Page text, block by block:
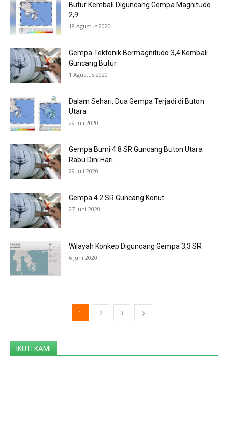
Butur Kembali Diguncang Gempa Magnitudo
2,9
18 Agustus 2020
Gempa Tektonik Bermagnitudo 3,4 Kembali
Guncang Butur
1 Agustus 2020
Dalam Sehari, Dua Gempa Terjadi di Buton
Utara
29 Juli 2020
Gempa Bumi 4.8 SR Guncang Buton Utara
Rabu Dini Hari
29 Juli 2020
Gempa 4.2 SR Guncang Konut
27 Juni 2020
Wilayah Konkep Diguncang Gempa 3,3 SR
6 Juni 2020
1 2 3
IKUTI KAMI